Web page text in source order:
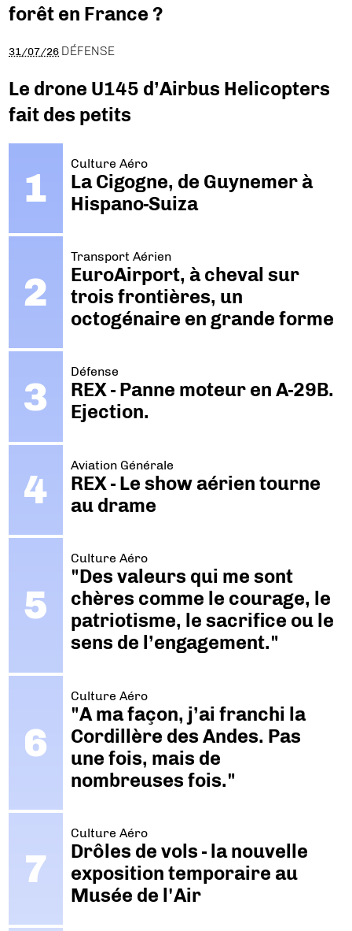
forêt en France ?
31/07/26 DÉFENSE
Le drone U145 d’Airbus Helicopters
fait des petits
Culture Aéro
La Cigogne, de Guynemer à
Hispano-Suiza
Transport Aérien
EuroAirport, à cheval sur
trois frontières, un
octogénaire en grande forme
Défense
REX - Panne moteur en A-29B.
Ejection.
Aviation Générale
REX - Le show aérien tourne
au drame
Culture Aéro
"Des valeurs qui me sont
chères comme le courage, le
patriotisme, le sacrifice ou le
sens de l’engagement."
Culture Aéro
"A ma façon, j’ai franchi la
Cordillère des Andes. Pas
une fois, mais de
nombreuses fois."
Culture Aéro
Drôles de vols - la nouvelle
exposition temporaire au
Musée de l'Air